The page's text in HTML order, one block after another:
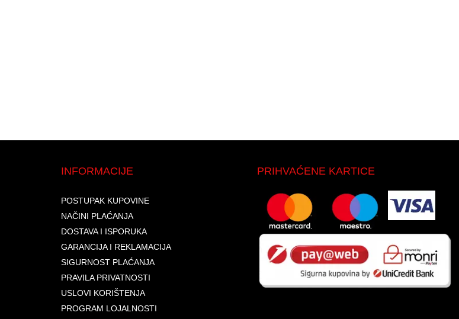
INFORMACIJE
POSTUPAK KUPOVINE
NAČINI PLAĆANJA
DOSTAVA I ISPORUKA
GARANCIJA I REKLAMACIJA
SIGURNOST PLAĆANJA
PRAVILA PRIVATNOSTI
USLOVI KORIŠTENJA
PROGRAM LOJALNOSTI
PRIHVAĆENE KARTICE